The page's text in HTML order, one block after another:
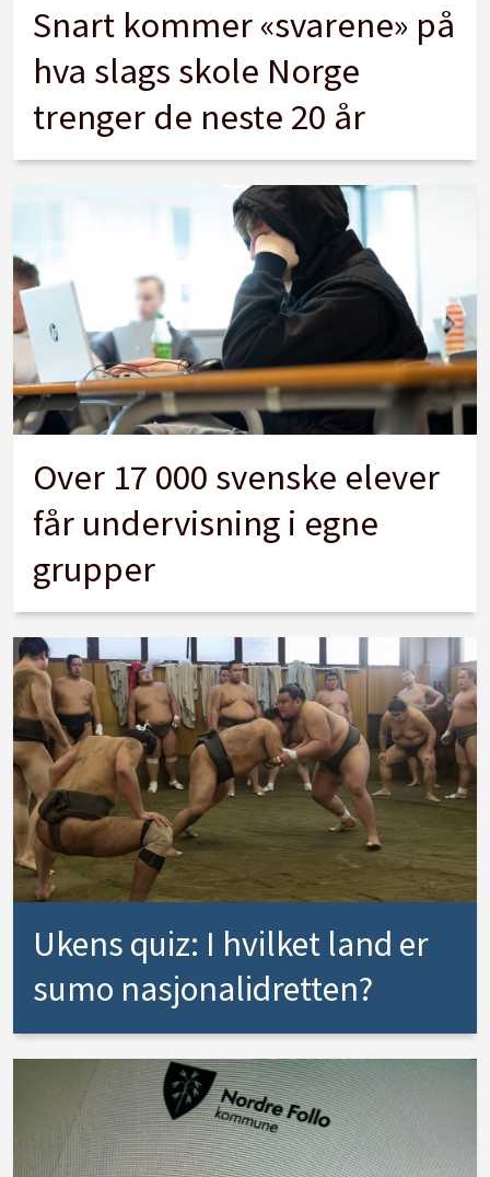
Snart kommer «svarene» på
hva slags skole Norge
trenger de neste 20 år
Over 17 000 svenske elever
får undervisning i egne
grupper
Ukens quiz: I hvilket land er
sumo nasjonalidretten?